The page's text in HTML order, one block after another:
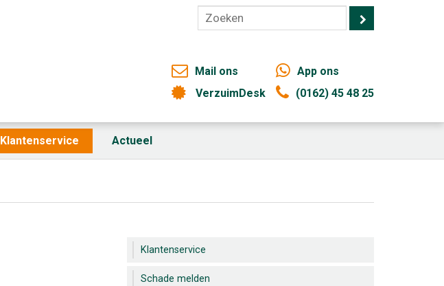
Mail ons
VerzuimDesk
App ons
(0162) 45 48 25
Klantenservice Actueel
Klantenservice
Schade melden